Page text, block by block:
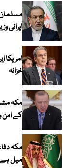
مسلمان
ایرانی
امریکا
خزانہ
مکہ
کے امن
مکہ
میل